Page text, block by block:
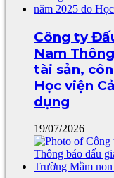
Công ty
Nam
tài sản,
Học viện
dụng
19/07/2026